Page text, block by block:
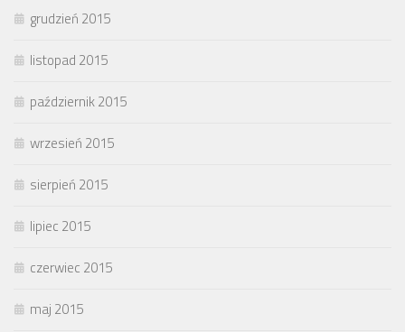
grudzień 2015
listopad 2015
październik 2015
wrzesień 2015
sierpień 2015
lipiec 2015
czerwiec 2015
maj 2015